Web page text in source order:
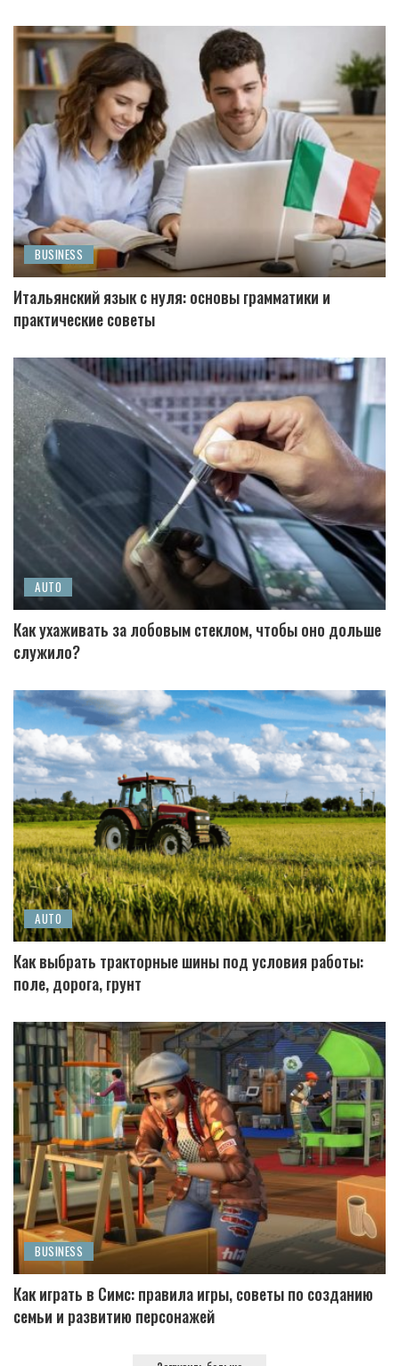
BUSINESS
Итальянский язык с нуля: основы грамматики и
практические советы
AUTO
Как ухаживать за лобовым стеклом, чтобы оно дольше
служило?
AUTO
Как выбрать тракторные шины под условия работы:
поле, дорога, грунт
BUSINESS
Как играть в Симс: правила игры, советы по созданию
семьи и развитию персонажей